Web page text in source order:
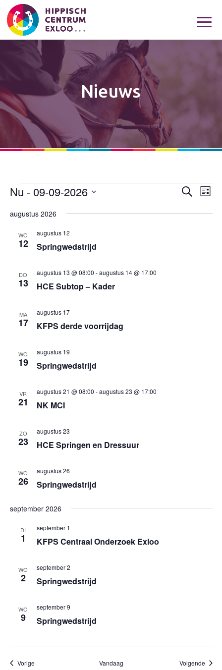
Nieuws
Evenementen Zoeken
Lijst
Nu - 09-09-2026
datum.
augustus 2026
WO
12 Springwedstrijd
augustus 12
DO
13 HCE Subtop – Kader
augustus 13 @ 08:00 -augustus 14 @ 17:00
MA
17 KFPS derde voorrijdag
augustus 17
WO
19 Springwedstrijd
augustus 19
VR
21 NK MCI
augustus 21 @ 08:00 -augustus 23 @ 17:00
ZO
23 HCE Springen en Dressuur
augustus 23
WO
26 Springwedstrijd
augustus 26
september 2026
DI
1 KFPS Centraal Onderzoek Exloo
september 1
WO
2 Springwedstrijd
september 2
WO
9 Springwedstrijd
september 9
VorigeEvenementen Vandaag Volgende